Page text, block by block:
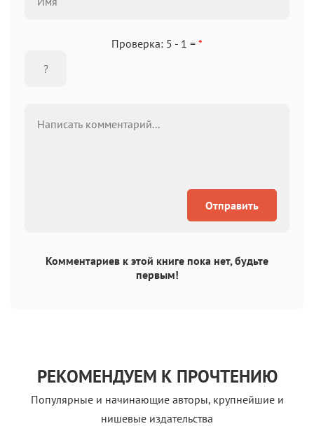
Проверка: 5 - 1 = *
Отправить
Комментариев к этой книге пока нет, будьте
первым!
РЕКОМЕНДУЕМ К ПРОЧТЕНИЮ
Популярные и начинающие авторы, крупнейшие и
нишевые издательства